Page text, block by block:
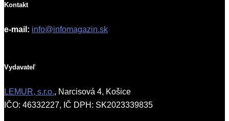
Kontakt
e-mail: info@infomagazin.sk
Vydavateľ
LEMUR, s.r.o., Narcisová 4, Košice
IČO: 46332227, IČ DPH: SK2023339835